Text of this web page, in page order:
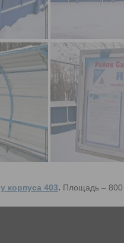
у корпуса 403. Площадь – 800